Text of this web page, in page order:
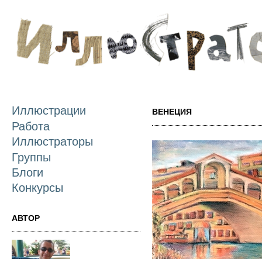
Иллюстрации
Работа
Иллюстраторы
Группы
Блоги
Конкурсы
АВТОР
ВЕНЕЦИЯ